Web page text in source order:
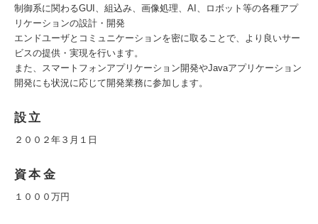
制御系に関わるGUI、組込み、画像処理、AI、ロボット等の各種アプ
リケーションの設計・開発
エンドユーザとコミュニケーションを密に取ることで、より良いサー
ビスの提供・実現を行います。
また、スマートフォンアプリケーション開発やJavaアプリケーション
開発にも状況に応じて開発業務に参加します。
設立
２００２年３月１日
資本金
１０００万円